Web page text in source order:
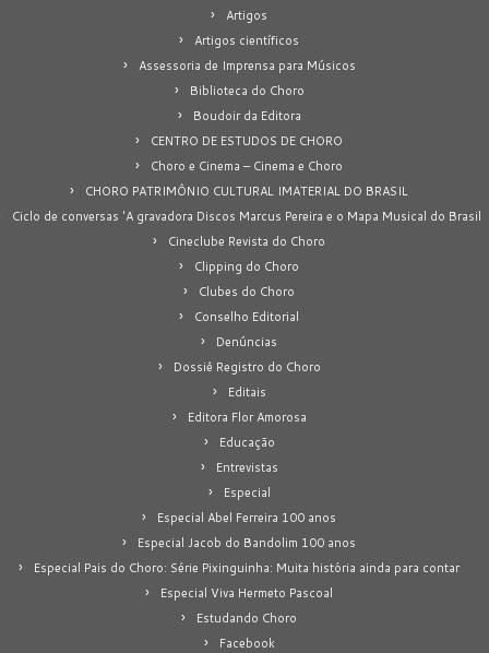
Artigos
Artigos científicos
Assessoria de Imprensa para Músicos
Biblioteca do Choro
Boudoir da Editora
CENTRO DE ESTUDOS DE CHORO
Choro e Cinema – Cinema e Choro
CHORO PATRIMÔNIO CULTURAL IMATERIAL DO BRASIL
Ciclo de conversas 'A gravadora Discos Marcus Pereira e o Mapa Musical do Brasil
Cineclube Revista do Choro
Clipping do Choro
Clubes do Choro
Conselho Editorial
Denúncias
Dossiê Registro do Choro
Editais
Editora Flor Amorosa
Educação
Entrevistas
Especial
Especial Abel Ferreira 100 anos
Especial Jacob do Bandolim 100 anos
Especial Pais do Choro: Série Pixinguinha: Muita história ainda para contar
Especial Viva Hermeto Pascoal
Estudando Choro
Facebook